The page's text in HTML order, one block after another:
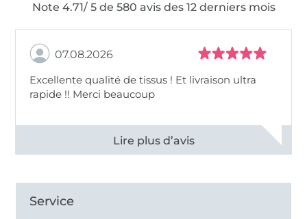
Note 4.71/ 5 de 580 avis des 12 derniers mois
07.08.2026
Excellente qualité de tissus ! Et livraison ultra
rapide !! Merci beaucoup
Voir tous les 11496 commentaires
Service